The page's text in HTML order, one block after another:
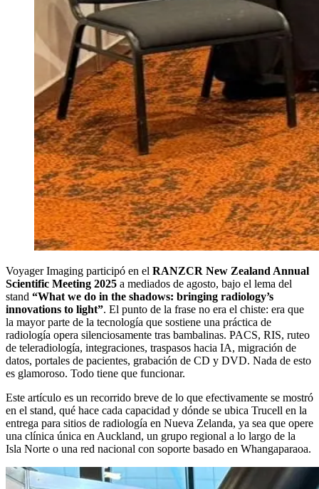
Voyager Imaging participó en el RANZCR New Zealand Annual
Scientific Meeting 2025 a mediados de agosto, bajo el lema del
stand “What we do in the shadows: bringing radiology’s
innovations to light”. El punto de la frase no era el chiste: era que
la mayor parte de la tecnología que sostiene una práctica de
radiología opera silenciosamente tras bambalinas. PACS, RIS, ruteo
de teleradiología, integraciones, traspasos hacia IA, migración de
datos, portales de pacientes, grabación de CD y DVD. Nada de esto
es glamoroso. Todo tiene que funcionar.
Este artículo es un recorrido breve de lo que efectivamente se mostró
en el stand, qué hace cada capacidad y dónde se ubica Trucell en la
entrega para sitios de radiología en Nueva Zelanda, ya sea que opere
una clínica única en Auckland, un grupo regional a lo largo de la
Isla Norte o una red nacional con soporte basado en Whangaparaoa.